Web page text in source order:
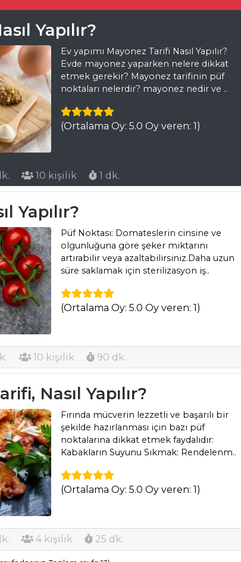
Yapılır?
Ev yapımı Mayonez Tarifi Nasıl Yapılır?
Evde mayonez yaparken nelere dikkat
etmek gerekir? Mayonez tarifinin püf
noktaları nelerdir? mayonez nedir ve ..
(Ortalama Oy: 5.0 Oy veren: 1)
10 kişilik 1 dk.
Yapılır?
Püf Noktası: Domateslerin cinsine ve
olgunluğuna göre şeker miktarını
artırabilir veya azaltabilirsiniz.Daha uzun
süre saklamak için sterilizasyon iş..
(Ortalama Oy: 5.0 Oy veren: 1)
10 kişilik 90 dk.
Nasıl Yapılır?
Fırında mücverin lezzetli ve başarılı bir
şekilde hazırlanması için bazı püf
noktalarına dikkat etmek faydalıdır:
Kabakların Suyunu Sıkmak: Rendelenm..
(Ortalama Oy: 5.0 Oy veren: 1)
4 kişilik 25 dk.